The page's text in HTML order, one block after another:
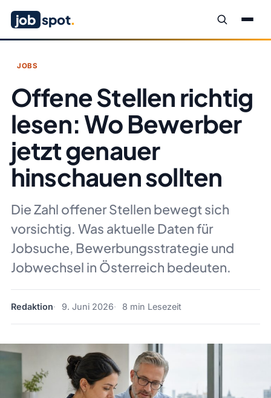
job spot.
JOBS
Offene Stellen richtig
lesen: Wo Bewerber
jetzt genauer
hinschauen sollten
Die Zahl offener Stellen bewegt sich
vorsichtig. Was aktuelle Daten für
Jobsuche, Bewerbungsstrategie und
Jobwechsel in Österreich bedeuten.
Redaktion 9. Juni 2026 8 min Lesezeit